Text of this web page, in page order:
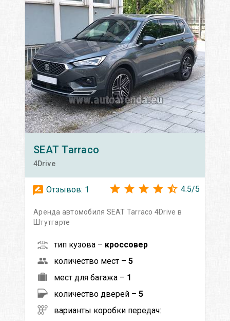
SEAT Tarraco
4Drive
Отзывов: 1 4.5/5
Аренда автомобиля SEAT Tarraco 4Drive в
Штутгарте
тип кузова – кроссовер
количество мест – 5
мест для багажа – 1
количество дверей – 5
варианты коробки передач: